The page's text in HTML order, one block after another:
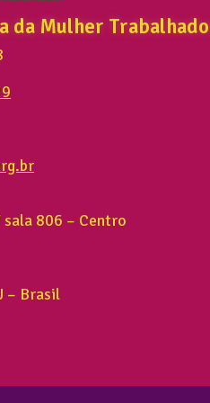
da Mulher
sala 806 – Centro
– Brasil